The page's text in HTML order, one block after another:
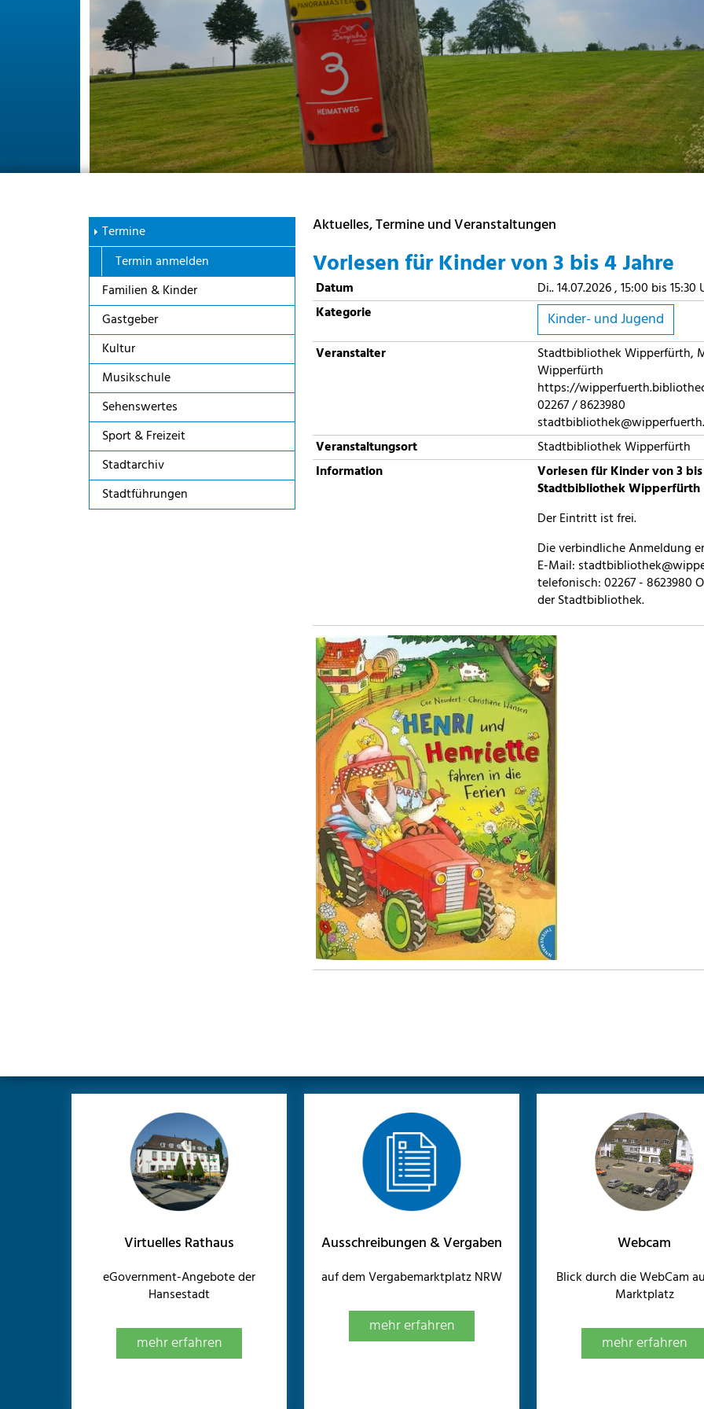
Termine
Termin anmelden
Familien & Kinder
Gastgeber
Kultur
Musikschule
Sehenswertes
Sport & Freizeit
Stadtarchiv
Stadtführungen
Aktuelles, Termine und Veranstaltungen
Vorlesen für Kinder von 3 bis 4 Jahre
Datum
Di.. 14.07.2026 , 15:00 bis 15:30
Kategorie
Kinder- und Jugend
Veranstalter
Stadtbibliothek Wipperfürth,
Wipperfürth
https://
02267 / 8623980
Veranstaltungsort
Stadtbibliothek Wipperfürth
Information
Vorlesen für Kinder von 3
Stadtbibliothek Wipperfürth
Der Eintritt ist frei.
Die verbindliche Anmeldung
E-Mail:
telefonisch: 02267 - 8623980
der Stadtbibliothek.
Virtuelles Rathaus
eGovernment-Angebote der
Hansestadt
mehr erfahren
Ausschreibungen & Vergaben
auf dem Vergabemarktplatz NRW
mehr erfahren
Webcam
Blick durch die WebCam
Marktplatz
mehr erfahren